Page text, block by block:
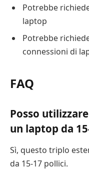
Potrebbe
laptop
Potrebbe
connessioni di
FAQ
Posso
un laptop da
Sì, questo triplo
da 15-17 pollici.